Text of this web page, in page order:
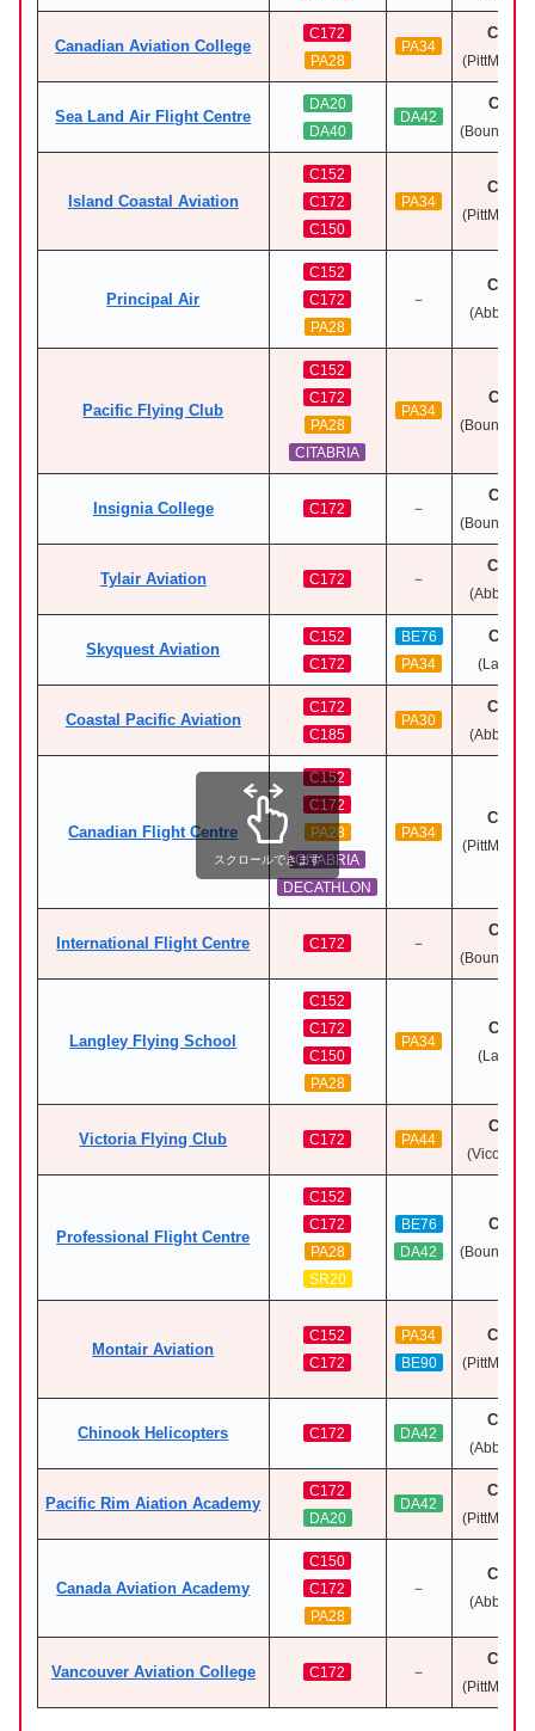
Canadian Aviation College
C172
PA28
PA34
CYPK
Sea Land Air Flight Centre
DA20
DA40
DA42
CZBB
Island Coastal Aviation
C152
C172
C150
PA34
CYPK
Principal Air
C152
C172
PA28
－
CYXX
Pacific Flying Club
C152
C172
PA28
CITABRIA
PA34
CZBB
Insignia College C172 －
CZBB
Tylair Aviation C172 －
CYXX
Skyquest Aviation
C152
C172
BE76
PA34
CYNJ
Coastal Pacific Aviation
C172
C185
PA30
CYXX
Canadian Flight Centre
C152
C172
PA28
CITABRIA
DECATHLON
PA34
CYPK
International Flight Centre C172 －
CZBB
Langley Flying School
C152
C172
C150
PA28
PA34
CYNJ
Victoria Flying Club C172 PA44
CYYJ
(Vicotria
Professional Flight Centre
C152
C172
PA28
SR20
BE76
DA42
CZBB
Montair Aviation
C152
C172
PA34
BE90
CYPK
Chinook Helicopters C172 DA42
CYXX
Pacific Rim Aiation Academy
C172
DA20
DA42
CYPK
Canada Aviation Academy
C150
C172
PA28
－
CYXX
Vancouver Aviation College C172 －
CYPK
スクロールできます